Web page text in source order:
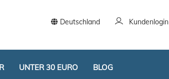
Deutschland Kundenlogin
UNTER 30 EURO BLOG